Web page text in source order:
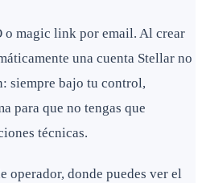
o magic link por email. Al crear
una cuenta Stellar no
siempre bajo tu control,
para que no tengas que
técnicas.
operador, donde puedes ver el